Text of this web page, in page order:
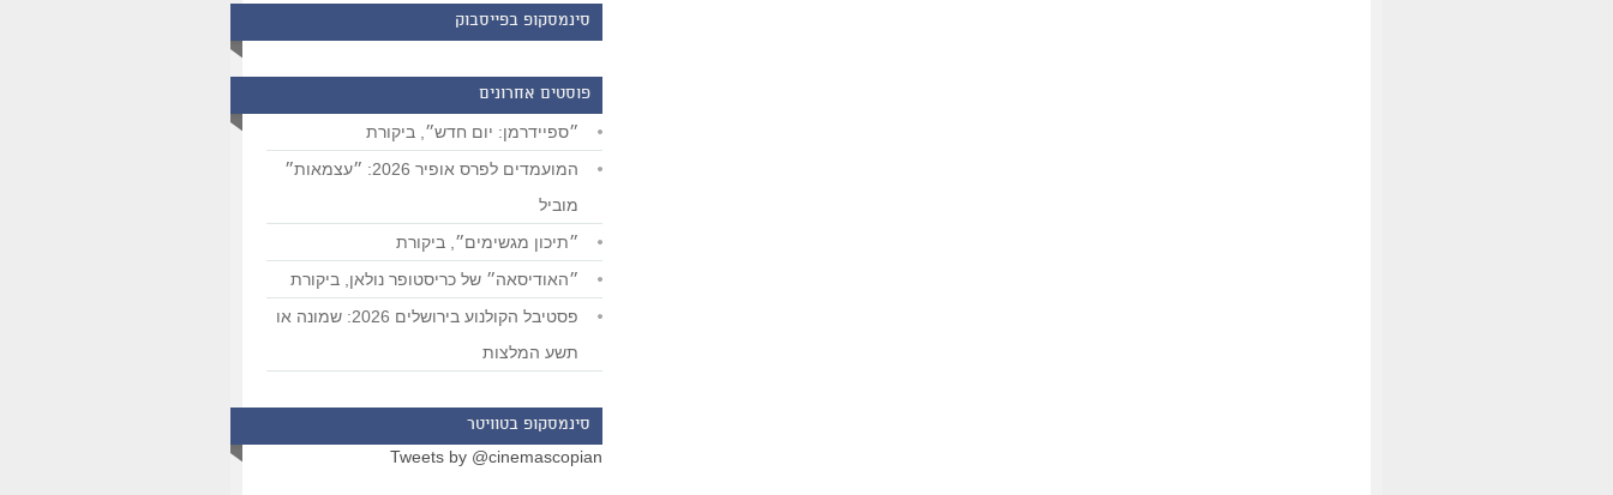
סינמסקופ בפייסבוק
פוסטים אחרונים
״ספיידרמן: יום חדש״, ביקורת
המועמדים לפרס אופיר 2026: ״עצמאות״
מוביל
״תיכון מגשימים״, ביקורת
״האודיסאה״ של כריסטופר נולאן, ביקורת
פסטיבל הקולנוע בירושלים 2026: שמונה או
תשע המלצות
סינמסקופ בטוויטר
Tweets by @cinemascopian